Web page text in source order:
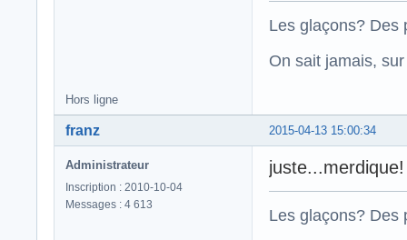
Les glaçons? Des
On sait jamais,
Hors ligne
2015-04-13 15:00:34
franz
Administrateur
Inscription : 2010-10-04
Messages : 4 613
juste...merdique!
Les glaçons? Des